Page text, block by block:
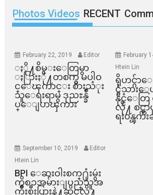
Photos Videos RECENT
February 22, 2019 Editor
ႏို႔စိမ္းေတြမွာ
ႏြားႏို႔တစက္မွ မပါဝ
င္ေၾကာင္း စားသံုး
သူေရးရာမွ ဒုညႊန္ခ်ဳ
ပ္ေျပာၾကား
February
Htein Lin
ရိုဟင္ဂ်ာ
င္ငံသားေ
နိုင္ငံေတြ
လို႔ စင္က
ရး၀န္ၾကီ
September 10, 2019
Editor
Htein Lin
BPI ​ေဆးဝါးစက္​႐ုံးမွဴး
ကိစၥအမ်ားျပည္​သူအ
က်ိဳးစီးပြားနဲ႔ဆိုင္​လို႔